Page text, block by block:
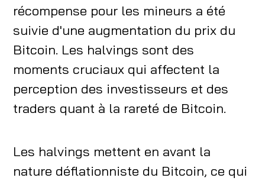
récompense pour les mineurs a été
suivie d'une augmentation du prix du
Bitcoin. Les halvings sont des
moments cruciaux qui affectent la
perception des investisseurs et des
traders quant à la rareté de Bitcoin.
Les halvings mettent en avant la
nature déflationniste du Bitcoin, ce qui